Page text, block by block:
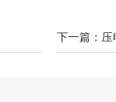
下一篇： 压